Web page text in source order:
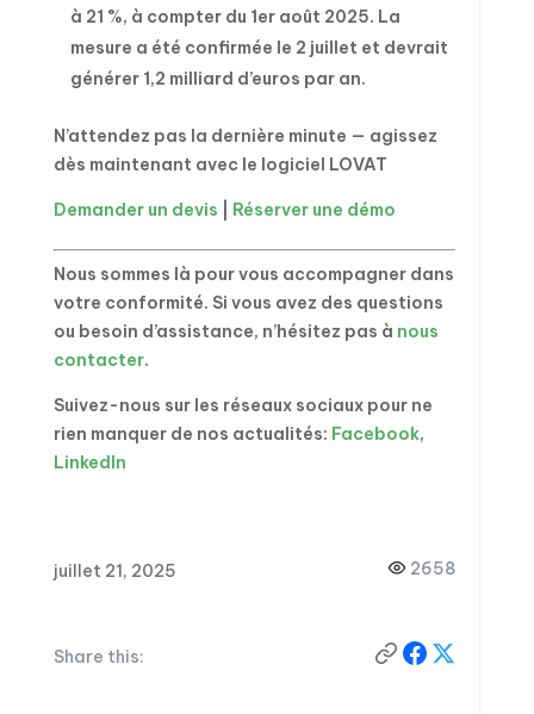
à 21 %, à compter du 1er août 2025. La
mesure a été confirmée le 2 juillet et devrait
générer 1,2 milliard d’euros par an.
N’attendez pas la dernière minute — agissez
dès maintenant avec le logiciel LOVAT
Demander un devis Réserver une démo
Nous sommes là pour vous accompagner dans
votre conformité. Si vous avez des questions
ou besoin d’assistance, n’hésitez pas à nous
contacter.
Suivez-nous sur les réseaux sociaux pour ne
rien manquer de nos actualités: Facebook,
LinkedIn
juillet 21, 2025 2658
Share this: